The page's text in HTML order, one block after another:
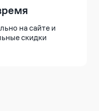
на сайте и
скидки